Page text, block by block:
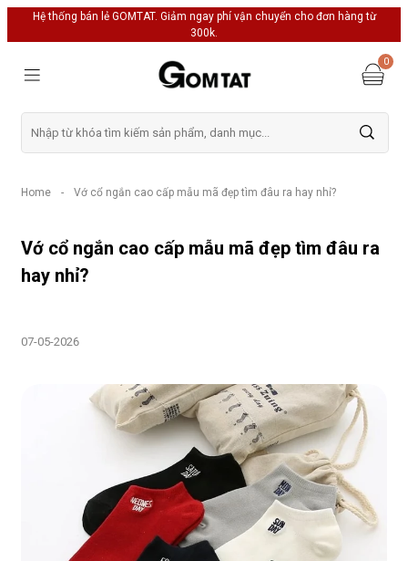
Hệ thống bán lẻ GOMTAT. Giảm ngay phí vận chuyển cho đơn hàng từ
300k.
0
Home - Vớ cổ ngắn cao cấp mẫu mã đẹp tìm đâu ra hay nhỉ?
Vớ cổ ngắn cao cấp mẫu mã đẹp tìm đâu ra
hay nhỉ?
07-05-2026